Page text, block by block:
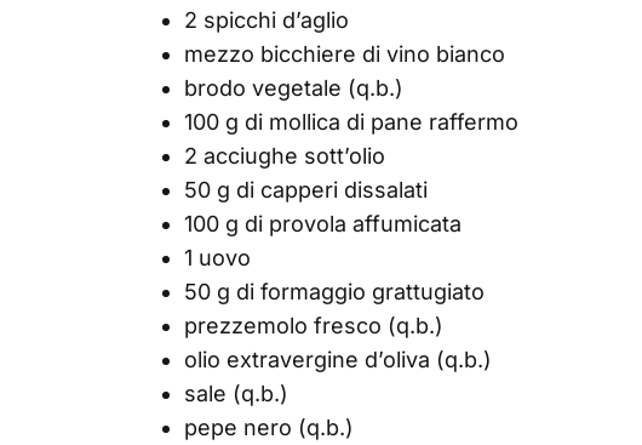
2 spicchi d’aglio
mezzo bicchiere di vino bianco
brodo vegetale (q.b.)
100 g di mollica di pane raffermo
2 acciughe sott’olio
50 g di capperi dissalati
100 g di provola affumicata
1 uovo
50 g di formaggio grattugiato
prezzemolo fresco (q.b.)
olio extravergine d’oliva (q.b.)
sale (q.b.)
pepe nero (q.b.)